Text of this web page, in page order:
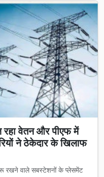
वेतन और पीएफ में
ने ठेकेदार के खिलाफ
रखने वाले सबस्टेशनों के प्लेसमेंट